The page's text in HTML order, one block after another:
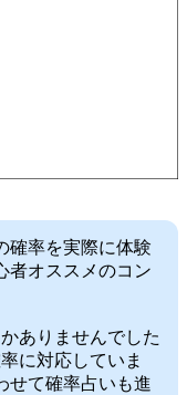
確率を実際に体験
者オススメのコン
ありませんでした
に対応していま
せて確率占いも進